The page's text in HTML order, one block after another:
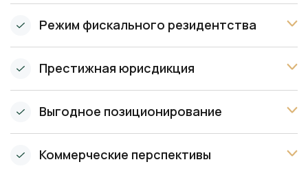
Режим фискального резидентства
Престижная юрисдикция
Выгодное позиционирование
Коммерческие перспективы